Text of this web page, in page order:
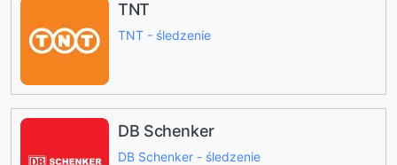
TNT
TNT - śledzenie
DB Schenker
DB Schenker - śledzenie